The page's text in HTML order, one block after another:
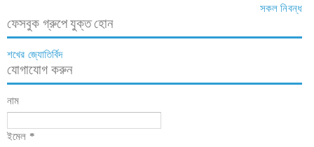
সকল নিবন্ধ
ফেসবুক গ্রুপে যুক্ত হোন
শখের জ্যোতির্বিদ
যোগাযোগ করুন
নাম
ইমেল *